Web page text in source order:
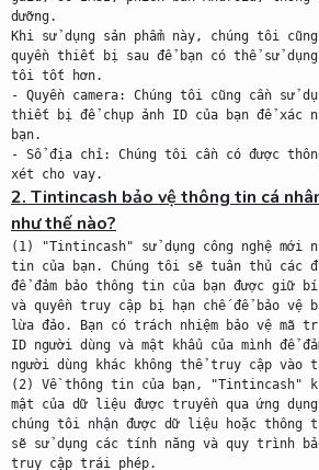
dưỡng.
Khi sử dụng sản phẩm này, chúng tôi
quyền thiết bị sau để bạn có thể sử
tôi tốt hơn.
- Quyền camera: Chúng tôi cũng cần sử
thiết bị để chụp ảnh ID của bạn để xác
bạn.
- Sổ địa chỉ: Chúng tôi cần có được
2. Tintincash bảo vệ thông tin cá
như thế nào?
(1) "Tintincash" sử dụng công nghệ mới
tin của bạn. Chúng tôi sẽ tuân thủ các
để đảm bảo thông tin của bạn được giữ
và quyền truy cập bị hạn chế để bảo vệ
lừa đảo. Bạn có trách nhiệm bảo vệ mã
ID người dùng và mật khẩu của mình để
người dùng khác không thể truy cập vào
(2) Về thông tin của bạn, "Tintincash"
mật của dữ liệu được truyền qua ứng
chúng tôi nhận được dữ liệu hoặc thông
sẽ sử dụng các tính năng và quy trình
truy cập trái phép.